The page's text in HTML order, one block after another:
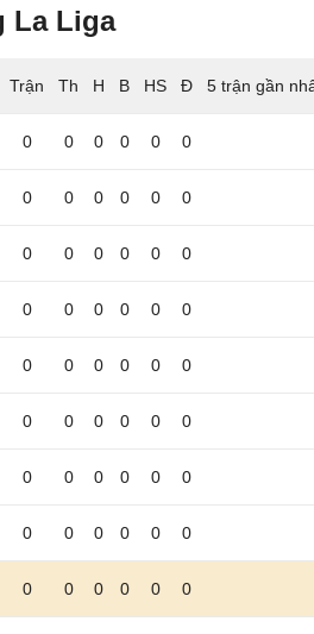
La Liga
5 trận gần
0 0 0 0 0 0
0 0 0 0 0 0
0 0 0 0 0 0
0 0 0 0 0 0
0 0 0 0 0 0
0 0 0 0 0 0
0 0 0 0 0 0
0 0 0 0 0 0
0 0 0 0 0 0